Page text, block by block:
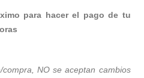
para hacer el pago de tu
NO se aceptan cambios